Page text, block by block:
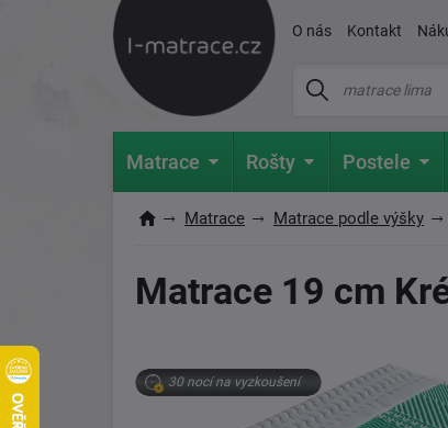
O nás Kontakt
Matrace Rošty Postele
Matrace Matrace podle výšky
Matrace 19 cm
30 nocí na vyzkoušení